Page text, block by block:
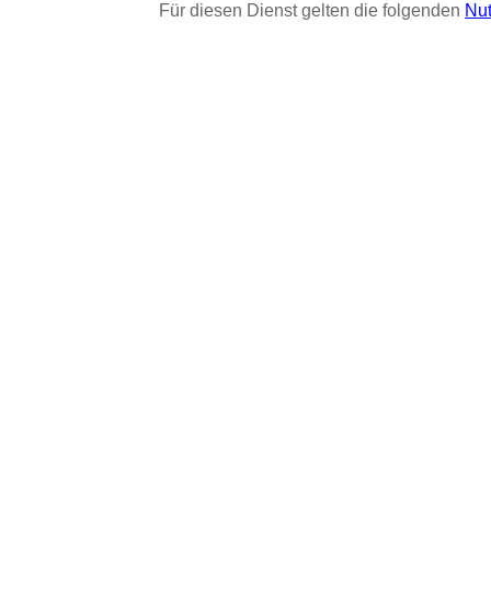
Für diesen Dienst gelten die folgenden